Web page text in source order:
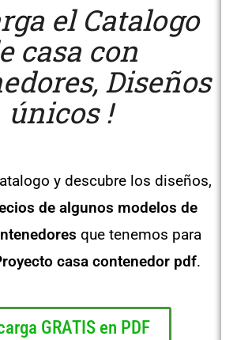
el Catalogo
casa con
Diseños
únicos !
y descubre los diseños,
de algunos modelos de
que tenemos para
casa contenedor pdf.
GRATIS en PDF